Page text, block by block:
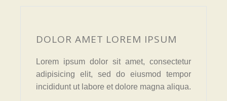
DOLOR AMET LOREM IPSUM
Lorem ipsum dolor sit amet, consectetur
adipisicing elit, sed do eiusmod tempor
incididunt ut labore et dolore magna aliqua.